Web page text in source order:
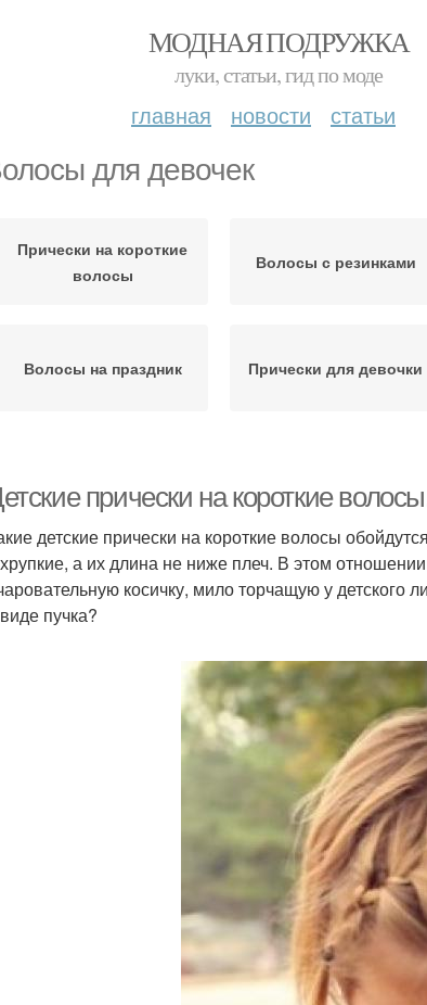
МОДНАЯ ПОДРУЖКА
луки, статьи, гид по моде
главная новости статьи
для девочек
Прически на короткие
волосы
Волосы с резинками
Волосы на праздник Прически для девочки
волосы
Принцессы на короткие
волосы
Длинные волосы
Прическа на средние
волосы
Мокрые волосы
Прически на волосы
прически на короткие
детские прически на короткие волосы
а их длина не ниже плеч. В этом
косичку, мило торчащую у детского
пучка?